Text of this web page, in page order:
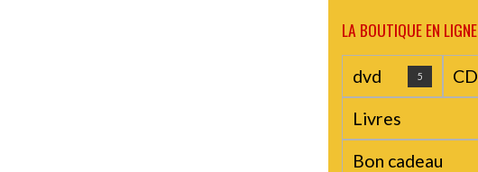
LA BOUTIQUE EN LIGNE
dvd 5 CD
Livres
Bon cadeau